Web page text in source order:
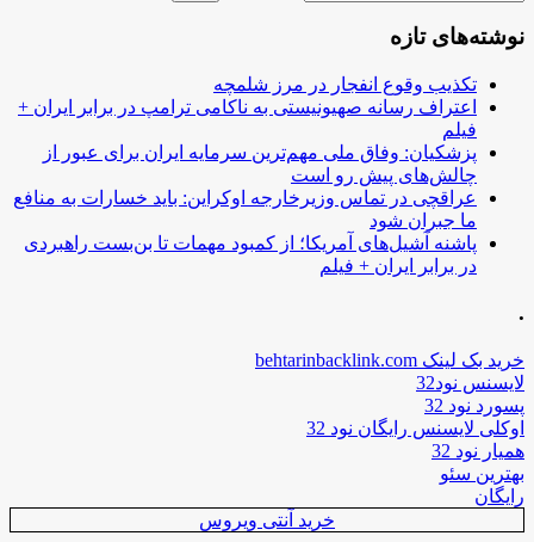
نوشته‌های تازه
تکذیب وقوع انفجار در مرز شلمچه
اعتراف رسانه صهیونیستی به ناکامی ترامپ در برابر ایران +
فیلم
پزشکیان: وفاق ملی مهم‌ترین سرمایه ایران برای عبور از
چالش‌های پیش رو است
عراقچی در تماس وزیرخارجه اوکراین: باید خسارات به منافع
ما جبران شود
پاشنه آشیل‌های آمریکا؛ از کمبود مهمات تا بن‌بست راهبردی
در برابر ایران + فیلم
.
خرید بک لینک behtarinbacklink.com
لایسنس نود32
پسورد نود 32
اوکلی لایسنس رایگان نود 32
همیار نود 32
بهترین سئو
رایگان
خرید آنتی ویروس